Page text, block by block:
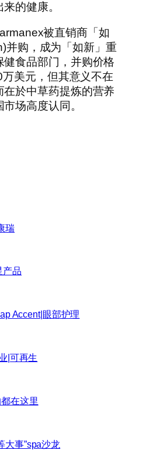
的健康。
被直销商「如
并购，成为「如新」重
健食品部门，并购价格
美元，但其意义不在
在於中草药提炼的营养
场高度认同。
瑞
产品
Accent|眼部护理
|可再生
在这里
大事”spa沙龙